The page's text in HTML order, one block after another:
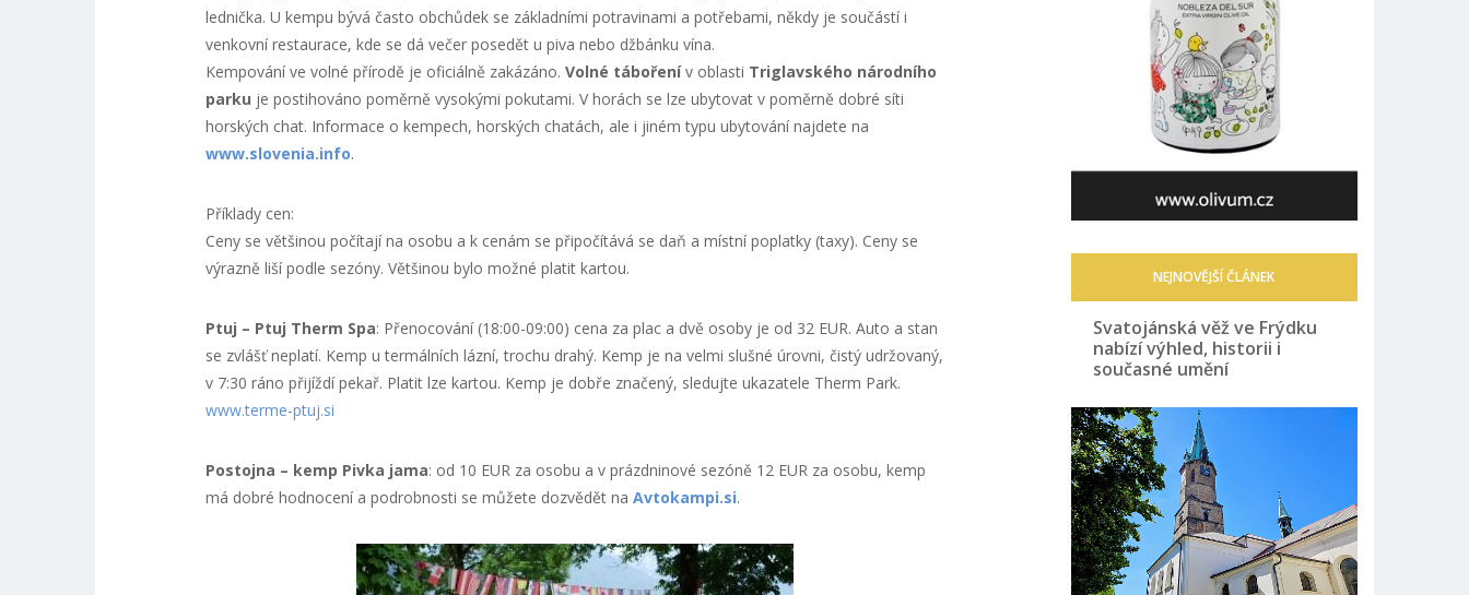
lednička. U kempu bývá často obchůdek se základními potravinami a potřebami, někdy je součástí i
venkovní restaurace, kde se dá večer posedět u piva nebo džbánku vína.
Kempování ve volné přírodě je oficiálně zakázáno. Volné tábořenív oblasti Triglavského národního
parku je postihováno poměrně vysokými pokutami. V horách se lze ubytovat v poměrně dobré síti
horských chat. Informace o kempech, horských chatách, ale i jiném typu ubytování najdete na
www.slovenia.info.
Příklady cen:
Ceny se většinou počítají na osobu a k cenám se připočítává se daň a místní poplatky (taxy). Ceny se
výrazně liší podle sezóny. Většinou bylo možné platit kartou.
Ptuj – Ptuj Therm Spa: Přenocování (18:00-09:00) cena za plac a dvě osoby je od 32 EUR. Auto a stan
se zvlášť neplatí. Kemp u termálních lázní, trochu drahý. Kemp je na velmi slušné úrovni, čistý udržovaný,
v 7:30 ráno přijíždí pekař. Platit lze kartou. Kemp je dobře značený, sledujte ukazatele Therm Park.
www.terme-ptuj.si
Postojna – kemp Pivka jama: od 10 EUR za osobu a v prázdninové sezóně 12 EUR za osobu, kemp
má dobré hodnocení a podrobnosti se můžete dozvědět na Avtokampi.si.
NEJNOVĚJŠÍ ČLÁNEK
Svatojánská věž ve Frýdku
nabízí výhled, historii i
současné umění